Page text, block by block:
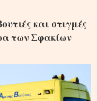
και στιγμές
των Σφακίων